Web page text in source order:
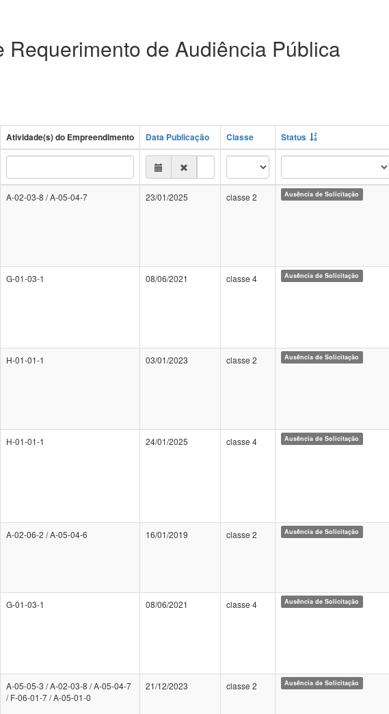
Requerimento de Audiência Pública
Atividade(s) do Empreendimento Data Publicação Classe Status
A-02-03-8 / A-05-04-7 23/01/2025 classe 2 Ausência de Solicitação
G-01-03-1 08/06/2021 classe 4 Ausência de Solicitação
H-01-01-1 03/01/2023 classe 2 Ausência de Solicitação
H-01-01-1 24/01/2025 classe 4 Ausência de Solicitação
A-02-06-2 / A-05-04-6 16/01/2019 classe 2 Ausência de Solicitação
G-01-03-1 08/06/2021 classe 4 Ausência de Solicitação
A-05-05-3 / A-02-03-8 / A-05-04-7
/ F-06-01-7 / A-05-01-0
21/12/2023 classe 2 Ausência de Solicitação